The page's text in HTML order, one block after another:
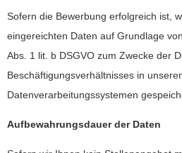
Sofern die Bewerbung erfolgreich ist,
eingereichten Daten auf Grundlage
Abs. 1 lit. b DSGVO zum Zwecke der
Beschäftigungsverhältnisses in
Datenverarbeitungssystemen
Aufbewahrungsdauer der Daten